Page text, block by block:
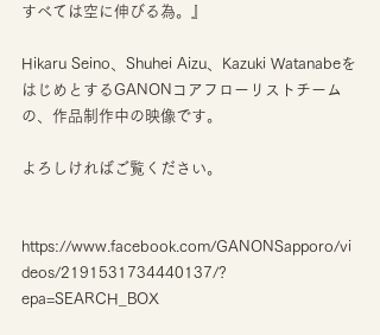
すべては空に伸びる為。』
Hikaru Seino、Shuhei Aizu、Kazuki Watanabeを
はじめとするGANONコアフローリストチーム
の、作品制作中の映像です。
よろしければご覧ください。
https://www.facebook.com/GANONSapporo/vi
deos/2191531734440137/?
epa=SEARCH_BOX